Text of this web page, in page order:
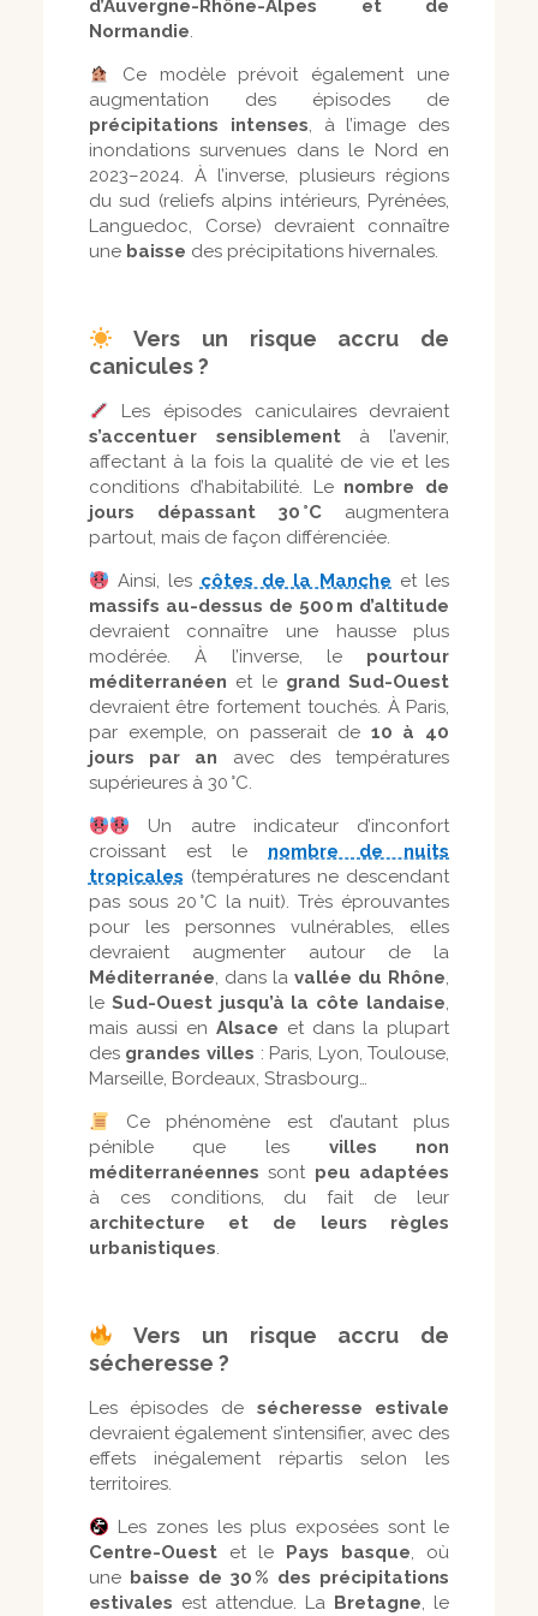
d’Auvergne-Rhône-Alpes et de
Normandie.
Ce modèle prévoit également une
augmentation des épisodes de
précipitations intenses, à l’image des
inondations survenues dans le Nord en
2023–2024. À l’inverse, plusieurs régions
du sud (reliefs alpins intérieurs, Pyrénées,
Languedoc, Corse) devraient connaître
une baisse des précipitations hivernales.
Vers un risque accru de
canicules ?
Les épisodes caniculaires devraient
s’accentuer sensiblementà l’avenir,
affectant à la fois la qualité de vie et les
conditions d’habitabilité. Le nombre de
jours dépassant 30 °C augmentera
partout, mais de façon différenciée.
Ainsi, les côtes de la Manche et les
massifs au-dessus de 500 m d’altitude
devraient connaître une hausse plus
modérée. À l’inverse, le pourtour
méditerranéen et le grand Sud-Ouest
devraient être fortement touchés. À Paris,
par exemple, on passerait de 10 à 40
jours par an avec des températures
supérieures à 30 °C.
Un autre indicateur d’inconfort
croissant est le nombre de nuits
tropicales (températures ne descendant
pas sous 20 °C la nuit). Très éprouvantes
pour les personnes vulnérables, elles
devraient augmenter autour de la
Méditerranée, dans lavallée du Rhône,
le Sud-Ouest jusqu’à la côte landaise,
mais aussi en Alsace et dans la plupart
des grandes villes : Paris, Lyon, Toulouse,
Marseille, Bordeaux, Strasbourg…
Ce phénomène est d’autant plus
pénible que les villes non
méditerranéennes sont peu adaptées
à ces conditions, du fait de leur
architecture et de leurs règles
urbanistiques.
Vers un risque accru de
sécheresse ?
Les épisodes de sécheresse estivale
devraient également s’intensifier, avec des
effets inégalement répartis selon les
territoires.
Les zones les plus exposées sont le
Centre-Ouestet le Pays basque, où
une baisse de 30 % des précipitations
estivales est attendue. La Bretagne, le